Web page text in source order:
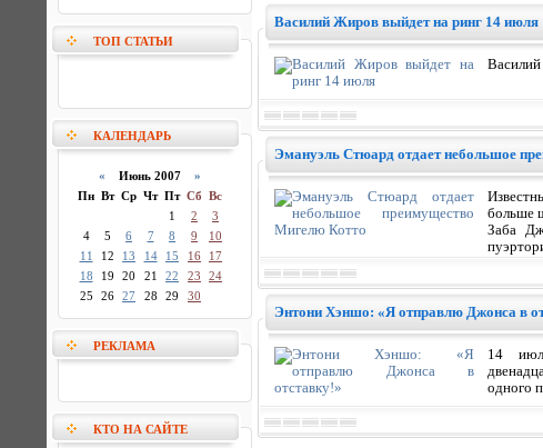
ТОП СТАТЬИ
КАЛЕНДАРЬ
« Июнь 2007 »
Пн Вт Ср Чт Пт Сб Вс
1
2
3
4
5 6 7 8 9
10
11
12 13 14 15 16
17
18
19 20 21 22 23
24
25
26 27 28 29 30
РЕКЛАМА
КТО НА САЙТЕ
Василий Жиров выйдет на ринг 14 июля
Эмануэль Стюард отдает небольшое
больше
Заба
Энтони Хэншо: «Я отправлю Джонса в
14
одного